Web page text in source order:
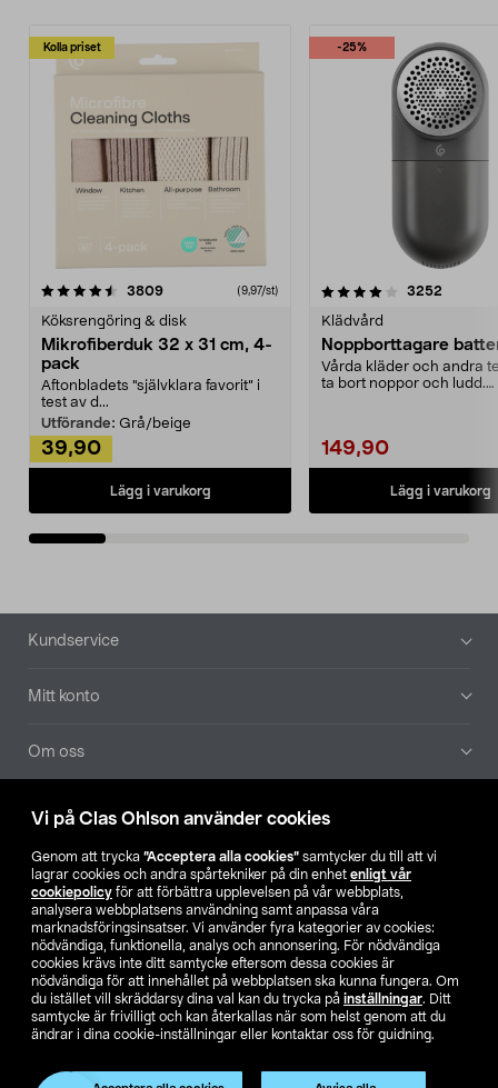
Vi på Clas Ohlson använder cookies
Genom att trycka ”Acceptera alla cookies” samtycker du till att vi
lagrar cookies och andra spårtekniker på din enhet enligt vår
cookiepolicy för att förbättra upplevelsen på vår webbplats,
analysera webbplatsens användning samt anpassa våra
marknadsföringsinsatser. Vi använder fyra kategorier av cookies:
nödvändiga, funktionella, analys och annonsering. För nödvändiga
cookies krävs inte ditt samtycke eftersom dessa cookies är
nödvändiga för att innehållet på webbplatsen ska kunna fungera. Om
du istället vill skräddarsy dina val kan du trycka på inställningar. Ditt
samtycke är frivilligt och kan återkallas när som helst genom att du
ändrar i dina cookie-inställningar eller kontaktar oss för guidning.
Kolla priset
3809recensioner (9,97/st)
Köksrengöring & disk
Mikrofiberduk 32 x 31 cm, 4-
pack
Aftonbladets "självklara favorit” i
test av d...
Utförande: Grå/beige
39,90
Lägg i varukorg
-25%
4.0av 5 stjärnor 3252
Klädvård
Noppborttagare
Vårda kläder och andra
ta bort noppor och ludd.
149,90
Lägg i varukorg
4.5av 5 stjärnor
Sidfot
Kundservice
Mitt konto
Om oss
Aktuellt
Våra bolag
Hitta butik
SE NO FI